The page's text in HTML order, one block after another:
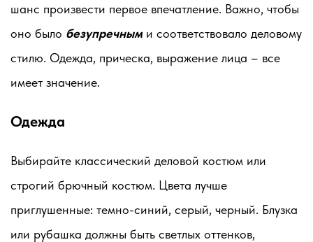
шанс произвести первое впечатление. Важно, чтобы
оно было безупречным и соответствовало деловому
стилю. Одежда, прическа, выражение лица – все
имеет значение.
Одежда
Выбирайте классический деловой костюм или
строгий брючный костюм. Цвета лучше
приглушенные: темно-синий, серый, черный. Блузка
или рубашка должны быть светлых оттенков,